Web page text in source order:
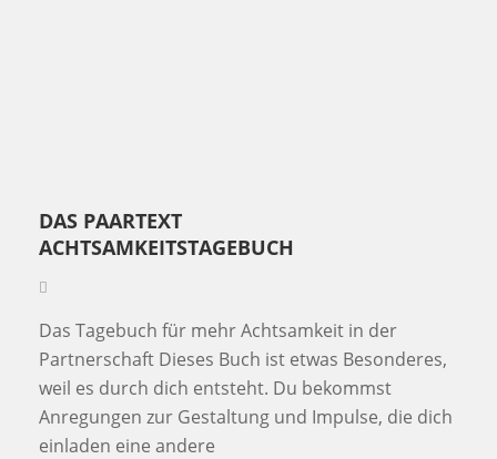
DAS PAARTEXT
ACHTSAMKEITSTAGEBUCH
Das Tagebuch für mehr Achtsamkeit in der
Partnerschaft Dieses Buch ist etwas Besonderes,
weil es durch dich entsteht. Du bekommst
Anregungen zur Gestaltung und Impulse, die dich
einladen eine andere